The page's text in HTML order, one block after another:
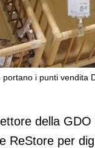
i punti vendita
e Restore
della
ReStore per